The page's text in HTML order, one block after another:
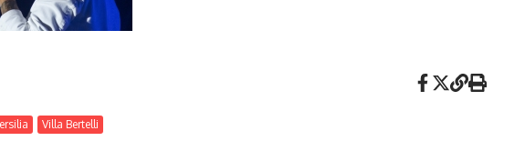
Villa Bertelli